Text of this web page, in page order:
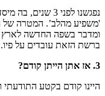
נפגשנו לפני 3
'משפיע מהלב’. המטרה
ומדבר בשפה החדשה לארץ
ברשת הזאת עובדים על פיו.
3. אז אתן הייתן קודם?
היינו קודם בקטע התודעתי